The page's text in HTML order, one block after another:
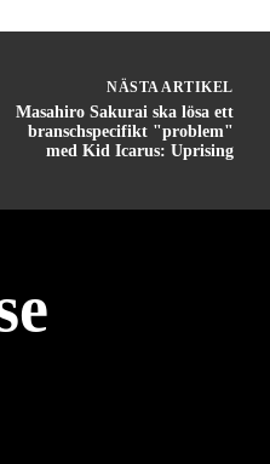
NÄSTA ARTIKEL
Masahiro Sakurai ska lösa ett
branschspecifikt "problem"
med Kid Icarus: Uprising